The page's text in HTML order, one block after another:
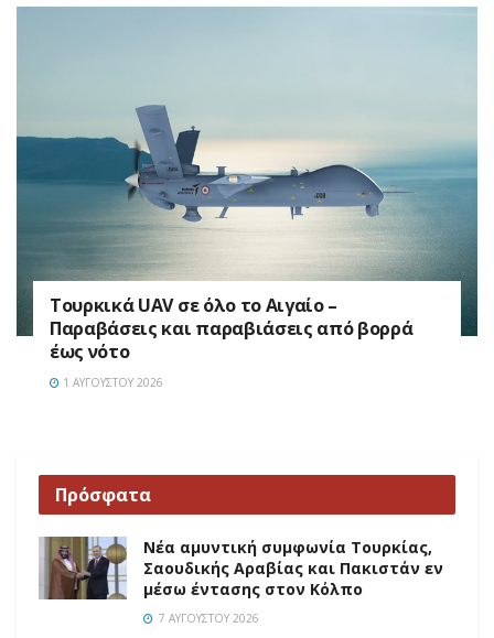
Τουρκικά UAV σε όλο το Αιγαίο –
Παραβάσεις και παραβιάσεις από βορρά
έως νότο
1 ΑΥΓΟΎΣΤΟΥ 2026
Πρόσφατα
Νέα αμυντική συμφωνία Τουρκίας,
Σαουδικής Αραβίας και Πακιστάν εν
μέσω έντασης στον Κόλπο
7 ΑΥΓΟΎΣΤΟΥ 2026